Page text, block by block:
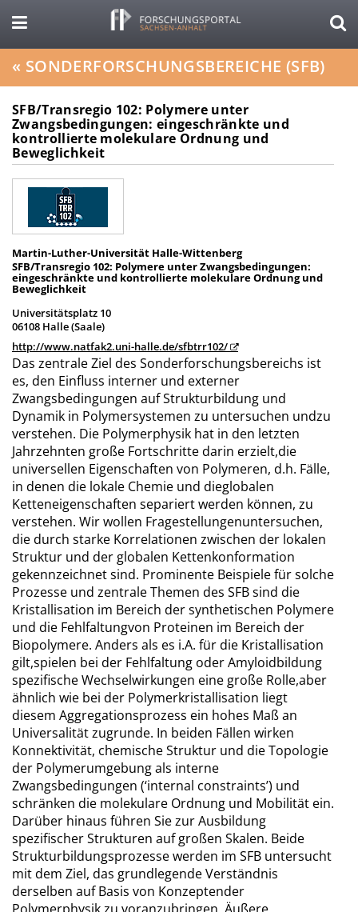
« SONDERFORSCHUNGSBEREICHE (SFB)
SFB/Transregio 102: Polymere unter
Zwangsbedingungen: eingeschränkte und
kontrollierte molekulare Ordnung und
Beweglichkeit
Martin-Luther-Universität Halle-Wittenberg
SFB/Transregio 102: Polymere unter Zwangsbedingungen:
eingeschränkte und kontrollierte molekulare Ordnung und
Beweglichkeit
Universitätsplatz 10
06108 Halle (Saale)
http://www.natfak2.uni-halle.de/sfbtrr102/
Das zentrale Ziel des Sonderforschungsbereichs ist
es, den Einfluss interner und externer
Zwangsbedingungen auf Strukturbildung und
Dynamik in Polymersystemen zu untersuchen undzu
verstehen. Die Polymerphysik hat in den letzten
Jahrzehnten große Fortschritte darin erzielt,die
universellen Eigenschaften von Polymeren, d.h. Fälle,
in denen die lokale Chemie und dieglobalen
Ketteneigenschaften separiert werden können, zu
verstehen. Wir wollen Fragestellungenuntersuchen,
die durch starke Korrelationen zwischen der lokalen
Struktur und der globalen Kettenkonformation
gekennzeichnet sind. Prominente Beispiele für solche
Prozesse und zentrale Themen des SFB sind die
Kristallisation im Bereich der synthetischen Polymere
und die Fehlfaltungvon Proteinen im Bereich der
Biopolymere. Anders als es i.A. für die Kristallisation
gilt,spielen bei der Fehlfaltung oder Amyloidbildung
spezifische Wechselwirkungen eine große Rolle,aber
ähnlich wie bei der Polymerkristallisation liegt
diesem Aggregationsprozess ein hohes Maß an
Universalität zugrunde. In beiden Fällen wirken
Konnektivität, chemische Struktur und die Topologie
der Polymerumgebung als interne
Zwangsbedingungen (‘internal constraints’) und
schränken die molekulare Ordnung und Mobilität ein.
Darüber hinaus führen Sie zur Ausbildung
spezifischer Strukturen auf großen Skalen. Beide
Strukturbildungsprozesse werden im SFB untersucht
mit dem Ziel, das grundlegende Verständnis
derselben auf Basis von Konzeptender